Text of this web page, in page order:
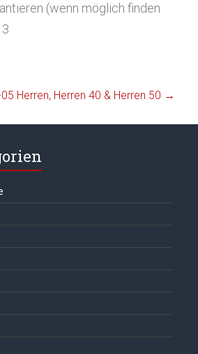
(wenn möglich finden
Herren, Herren 40 & Herren 50 →